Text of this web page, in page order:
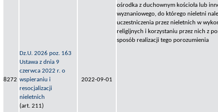
8272
Dz.U. 2026 poz. 163
Ustawa z dnia 9
czerwca 2022 r. o
wspieraniu i
resocjalizacji
nieletnich
(art. 211)
2022-09-01
ośrodka z duchownym kościoła lub
wyznaniowego, do którego nieletni
uczestniczenia przez nieletnich w
religijnych i korzystaniu przez nich z
sposób realizacji tego porozumienia